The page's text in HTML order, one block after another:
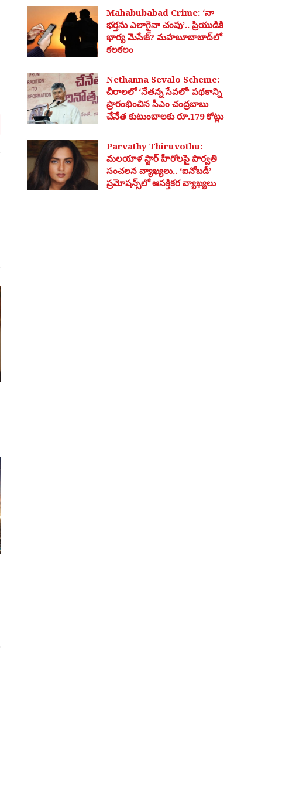
Mahabubabad Crime: ‘నా
భర్తను ఎలాగైనా చంపు’.. ప్రియుడికి
భార్య మెసేజ్? మహబూబాబాద్‌లో
కలకలం
Nethanna Sevalo Scheme:
చీరాలలో ‘నేతన్న సేవలో’ పథకాన్ని
ప్రారంభించిన సీఎం చంద్రబాబు –
చేనేత కుటుంబాలకు రూ.179 కోట్లు
Parvathy Thiruvothu:
మలయాళ స్టార్ హీరోలపై పార్వతి
సంచలన వ్యాఖ్యలు.. ‘ఐనోబడీ’
ప్రమోషన్స్‌లో ఆసక్తికర వ్యాఖ్యలు